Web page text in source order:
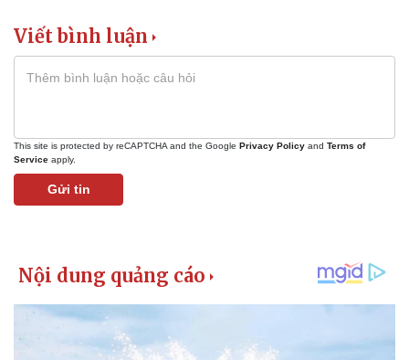
Viết bình luận
This site is protected by reCAPTCHA and the Google Privacy Policy and Terms of
Service apply.
Gửi tin